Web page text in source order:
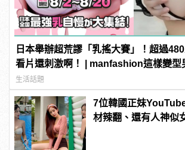
日本舉辦超荒謬「乳搖大賽」！超過
看片還刺激啊！ | manfashion這樣變型
生活話題
7位韓國正妹
材辣翻、還有人神似